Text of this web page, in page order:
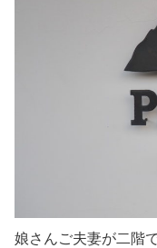
娘さんご夫妻が二階